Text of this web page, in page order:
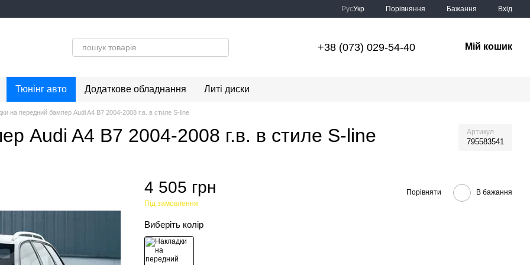
РусУкр Порівняння Бажання Вхід
+38 (073) 029-54-40 Мій кошик
Тюнінг авто Додаткове обладнання Литі диски
на передний бампер Audi A4 B7 2004-2008 г.в. в стиле S-line
Audi A4 B7 2004-2008 г.в. в стиле S-line Артикул
795583541
4 505 грн
Під замовлення
Порівняти В бажання
Виберіть колір